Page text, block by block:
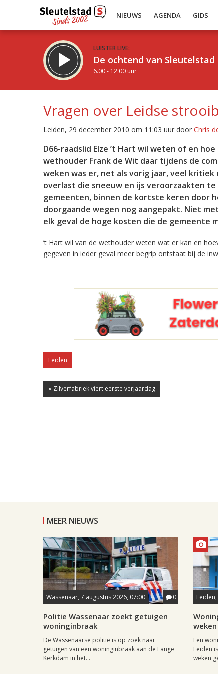
NIEUWS AGENDA GIDS
LUISTER LIVE:
De ochtend van Sleutelstad
6.00 - 12.00 uur
Inklappen
Vragen over Leidse
Leiden, 29 december 2010 om 11:03 uur door Chris
D66-raadslid Elze ’t Hart wil weten of en
wethouder Frank de Wit daar tijdens de
weken was er, net als vorig jaar, veel
overlast die sneeuw en ijs veroorzaakten
gemeenten, binnen de kortste keren door
doorgaande wegen nog aangepakt. Niet
elk geval de hoge kosten die de
’t Hart wil van de wethouder weten wat er kan en
gegeven in ieder geval meer begrip ontstaat bij de
Leiden
« Zilverfabriek viert eerste verjaardag
MEER NIEUWS
Wassenaar, 7 augustus 2026, 07:00 0
Politie Wassenaar zoekt getuigen
woninginbraak
De Wassenaarse politie is op zoek naar
getuigen van een woninginbraak aan de Lange
Kerkdam in het...
Een
Leiden
weken